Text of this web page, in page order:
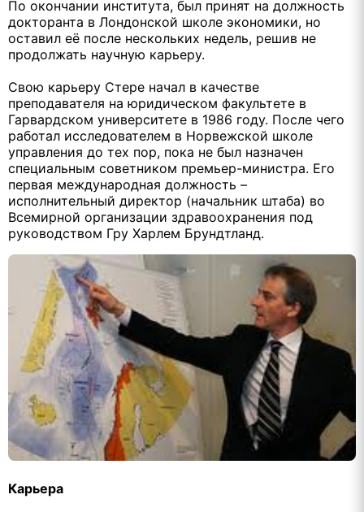
По окончании института, был принят на должность
докторанта в Лондонской школе экономики, но
оставил её после нескольких недель, решив не
продолжать научную карьеру.
Свою карьеру Стере начал в качестве
преподавателя на юридическом факультете в
Гарвардском университете в 1986 году. После чего
работал исследователем в Норвежской школе
управления до тех пор, пока не был назначен
специальным советником премьер-министра. Его
первая международная должность –
исполнительный директор (начальник штаба) во
Всемирной организации здравоохранения под
руководством Гру Харлем Брундтланд.
Карьера